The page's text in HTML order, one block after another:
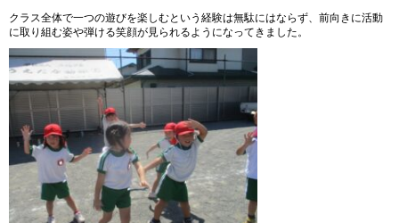
クラス全体で一つの遊びを楽しむという経験は無駄にはならず、前向きに活動
に取り組む姿や弾ける笑顔が見られるようになってきました。